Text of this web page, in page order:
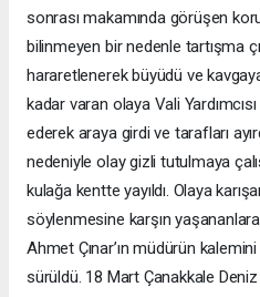
sonrası makamında görüşen
bilinmeyen bir nedenle tartışma
hararetlenerek büyüdü ve
kadar varan olaya Vali
ederek araya girdi ve tarafları
nedeniyle olay gizli tutulmaya
kulağa kentte yayıldı. Olaya
söylenmesine karşın
Ahmet Çınar’ın müdürün
sürüldü. 18 Mart Çanakkale